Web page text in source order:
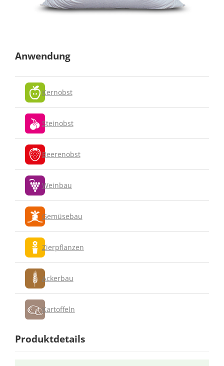
Anwendung
Kernobst
Steinobst
Beerenobst
Weinbau
Gemüsebau
Zierpflanzen
Ackerbau
Kartoffeln
Produktdetails